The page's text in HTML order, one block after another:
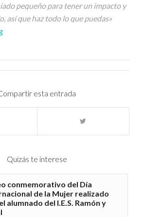
pequeño para tener un impacto y
así que haz todo lo que puedas»
esta entrada
Quizás te interese
conmemorativo del Día
de la Mujer realizado
alumnado del I.E.S. Ramón y